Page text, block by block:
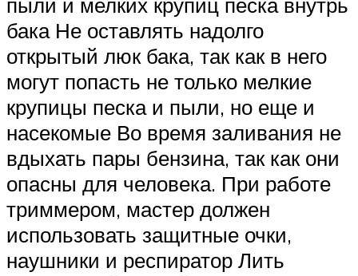
пыли и мелких крупиц песка внутрь
бака Не оставлять надолго
открытый люк бака, так как в него
могут попасть не только мелкие
крупицы песка и пыли, но еще и
насекомые Во время заливания не
вдыхать пары бензина, так как они
опасны для человека. При работе
триммером, мастер должен
использовать защитные очки,
наушники и респиратор Лить